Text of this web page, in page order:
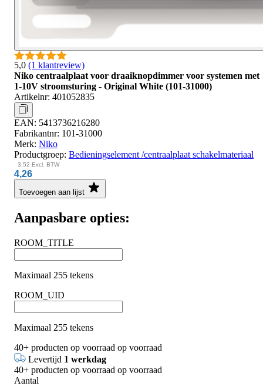
5,0 (1 klantreview)
Niko centraalplaat voor draaiknopdimmer voor systemen met
1-10V stroomsturing - Original White (101-31000)
Artikelnr: 401052835
EAN: 5413736216280
Fabrikantnr: 101-31000
Merk: Niko
Productgroep: Bedieningselement /centraalplaat schakelmateriaal
3,52 Excl. BTW
4,26
Toevoegen aan lijst
Aanpasbare opties:
ROOM_TITLE
Maximaal 255 tekens
ROOM_UID
Maximaal 255 tekens
40+ producten op voorraad op voorraad
Levertijd 1 werkdag
40+ producten op voorraad op voorraad
Aantal